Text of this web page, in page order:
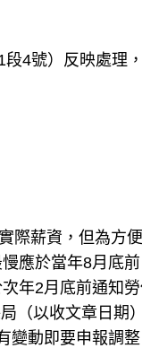
4號）反映處理
際薪資，但為方
應於當年8月底
年2月底前通知
（以收文章日期
變動即要申報調整